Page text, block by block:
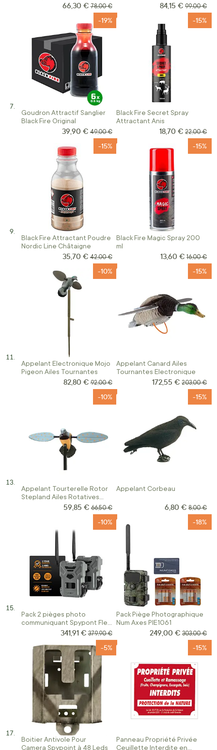
Prix Spécial
66,30 € Prix normal
78,00 € Prix Spécial
84,15 € Prix
99,00 €
Goudron Attractif Sanglier
Black Fire Original
-19%
Prix Spécial
39,90 € Prix normal
49,00 €
Black Fire Secret Spray
Attractant Anis
-15%
Prix Spécial
18,70 € Prix
22,00 €
Black Fire Attractant Poudre
Nordic Line Châtaigne
-15%
Prix Spécial
35,70 € Prix normal
42,00 €
Black Fire Magic Spray 200
ml
-15%
Prix Spécial
13,60 € Prix
16,00 €
Appelant Electronique Mojo
Pigeon Ailes Tournantes
-10%
Prix Spécial
82,80 € Prix normal
92,00 €
Appelant Canard Ailes
Tournantes Electronique
-15%
Prix Spécial
172,55 € Prix normal
203,00 €
Appelant Tourterelle Rotor
Stepland Ailes Rotatives
-10%
Prix Spécial
59,85 € Prix normal
66,50 €
Appelant Corbeau
-15%
Prix Spécial
6,80 € Prix
8,00 €
Pack 2 pièges photo
communiquant Spypont Flex
-10%
Prix Spécial
341,91 € Prix normal
379,90 €
Pack Piège Photographique
Num Axes PIE1061
-18%
Prix Spécial
249,00 € Prix normal
303,00 €
Boitier Antivole Pour
Camera Spypoint à 48 Leds
-5%
Panneau Propriété Privée
Ceuillette Interdite en
-15%